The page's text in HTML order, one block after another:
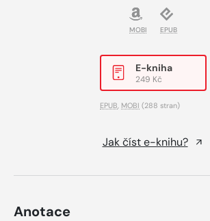
MOBI EPUB
E-kniha
249 Kč
EPUB MOBI (288 stran)
Jak číst e-knihu?
Anotace